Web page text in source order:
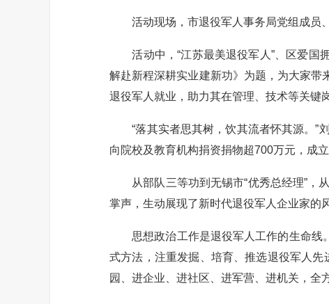
活动现场，市退役军人事务局党组成员、
活动中，“江苏最美退役军人”、区爱国
解赴新程深耕实业建新功》为题，为大家带
退役军人就业，助力其在管理、技术等关键
“落其实者思其树，饮其流者怀其源。”刘
向院校及教育机构捐资捐物超700万元，成
从部队三等功到无锡市“优秀总经理”，从
掌声，生动展现了新时代退役军人企业家的
思想政治工作是退役军人工作的生命线。
式方法，注重发掘、培育、推选退役军人先
园、进企业、进社区、进军营、进机关，全